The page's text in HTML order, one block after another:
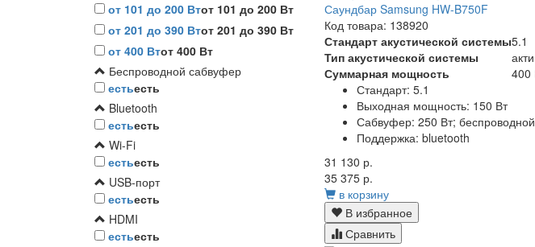
от 101 до 200 Втот 101 до 200 Вт
от 201 до 390 Втот 201 до 390 Вт
от 400 Втот 400 Вт
Беспроводной сабвуфер
естьесть
Bluetooth
естьесть
Wi-Fi
естьесть
USB-порт
естьесть
HDMI
естьесть
Саундбар Samsung HW-B750F
Код товара: 138920
Стандарт акустической системы5.1
Тип акустической системы
Суммарная мощность
400
Стандарт: 5.1
Выходная мощность: 150 Вт
Сабвуфер: 250 Вт; беспроводной
Поддержка: bluetooth
31 130 р.
35 375 р.
в корзину
В избранное
Сравнить